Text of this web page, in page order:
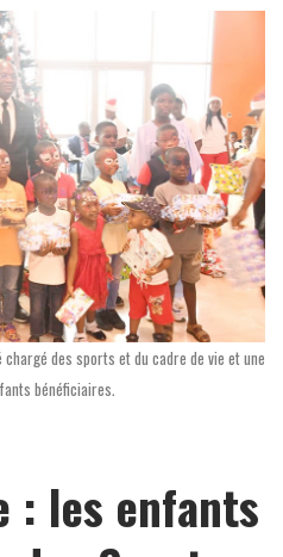
des sports et du cadre de vie et une
bénéficiaires.
: les enfants